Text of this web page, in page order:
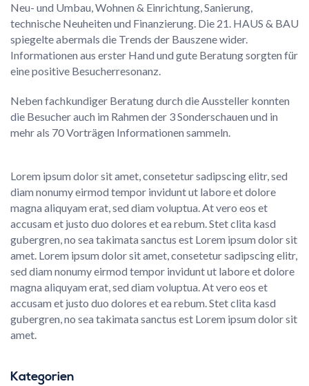
Neu- und Umbau, Wohnen & Einrichtung, Sanierung,
technische Neuheiten und Finanzierung. Die 21. HAUS & BAU
spiegelte abermals die Trends der Bauszene wider.
Informationen aus erster Hand und gute Beratung sorgten für
eine positive Besucherresonanz.
Neben fachkundiger Beratung durch die Aussteller konnten
die Besucher auch im Rahmen der 3 Sonderschauen und in
mehr als 70 Vorträgen Informationen sammeln.
Lorem ipsum dolor sit amet, consetetur sadipscing elitr, sed
diam nonumy eirmod tempor invidunt ut labore et dolore
magna aliquyam erat, sed diam voluptua. At vero eos et
accusam et justo duo dolores et ea rebum. Stet clita kasd
gubergren, no sea takimata sanctus est Lorem ipsum dolor sit
amet. Lorem ipsum dolor sit amet, consetetur sadipscing elitr,
sed diam nonumy eirmod tempor invidunt ut labore et dolore
magna aliquyam erat, sed diam voluptua. At vero eos et
accusam et justo duo dolores et ea rebum. Stet clita kasd
gubergren, no sea takimata sanctus est Lorem ipsum dolor sit
amet.
Kategorien